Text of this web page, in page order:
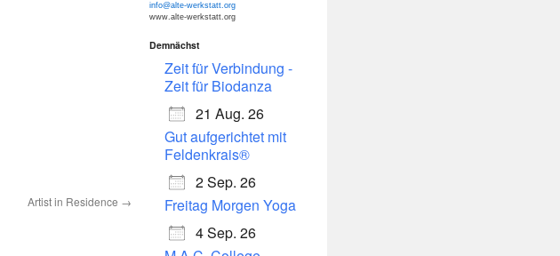
iCalendar
Artist in Residence →
info@alte-werkstatt.org
www.alte-werkstatt.org
Demnächst
Zeit für Verbindung -
Zeit für Biodanza
21 Aug. 26
Gut aufgerichtet mit
Feldenkrais®
2 Sep. 26
Freitag Morgen Yoga
4 Sep. 26